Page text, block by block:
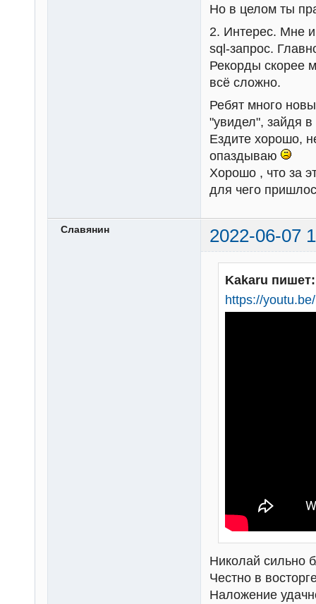
Но в целом ты
2. Интерес. Мне
sql-запрос.
Рекорды скорее
всё сложно.
Ребят много
"увидел", зайдя в
Ездите хорошо,
опаздываю
Хорошо , что за
для чего
Славянин 2022-06-07
Kakaru пишет:
https://
Николай сильно
Честно в
Наложение